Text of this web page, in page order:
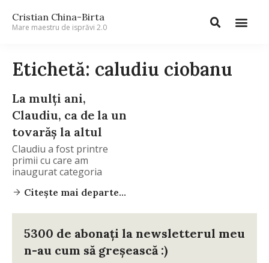
Cristian China-Birta
Mare maestru de isprăvi 2.0
Etichetă: caludiu ciobanu
La mulți ani,
Claudiu, ca de la un
tovarăș la altul
Claudiu a fost printre
primii cu care am
inaugurat categoria
Citește mai departe...
5300 de abonați la newsletterul meu
n-au cum să greșească :)